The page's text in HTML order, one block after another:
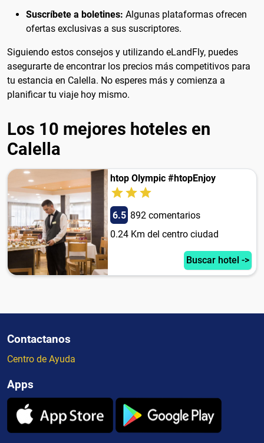
Suscríbete a boletines: Algunas plataformas ofrecen
ofertas exclusivas a sus suscriptores.
Siguiendo estos consejos y utilizando eLandFly, puedes
asegurarte de encontrar los precios más competitivos para
tu estancia en Calella. No esperes más y comienza a
planificar tu viaje hoy mismo.
Los 10 mejores hoteles en
Calella
htop Olympic #htopEnjoy
6.5 892 comentarios
0.24 Km del centro ciudad
Buscar hotel ->
Contactanos
Centro de Ayuda
Apps